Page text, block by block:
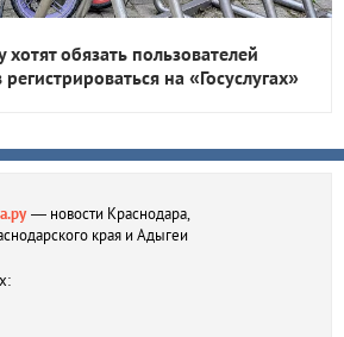
обязать пользователей
на «Госуслугах»
— новости Краснодара,
края и Адыгеи